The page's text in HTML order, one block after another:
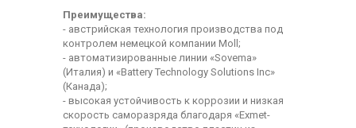
Преимущества:
- австрийская технология производства под
контролем немецкой компании Moll;
- автоматизированные линии «Sovema»
(Италия) и «Battery Technology Solutions Inc»
(Канада);
- высокая устойчивость к коррозии и низкая
скорость саморазряда благодаря «Exmet-